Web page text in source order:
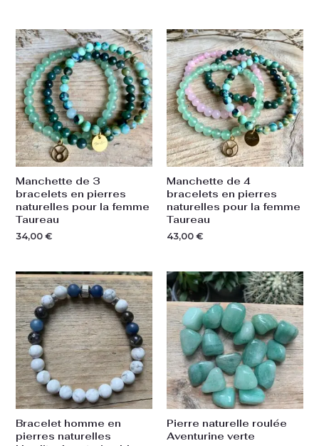
Manchette de 3
bracelets en pierres
naturelles pour la femme
Taureau
34,00 €
Manchette de 4
bracelets en pierres
naturelles pour la femme
Taureau
43,00 €
Bracelet homme en
pierres naturelles
Pierre naturelle roulée
Aventurine verte